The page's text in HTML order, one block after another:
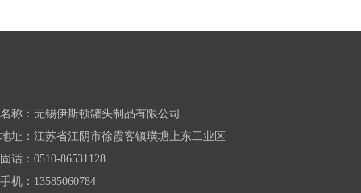
名称：无锡伊斯顿罐头制品有限公司
地址：江苏省江阴市徐霞客镇璜塘上东工业区
固话：0510-86531128
手机：13585060784